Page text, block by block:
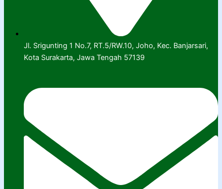
Jl. Srigunting 1 No.7, RT.5/RW.10, Joho, Kec. Banjarsari,
Kota Surakarta, Jawa Tengah 57139